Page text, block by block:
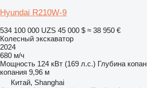
Hyundai R210W-9
534 100 000 UZS 45 000 $ ≈ 38 950 €
Колесный экскаватор
2024
680 м/ч
Мощность 124 кВт (169 л.с.) Глубина
копания 9,96 м
Китай, Shanghai